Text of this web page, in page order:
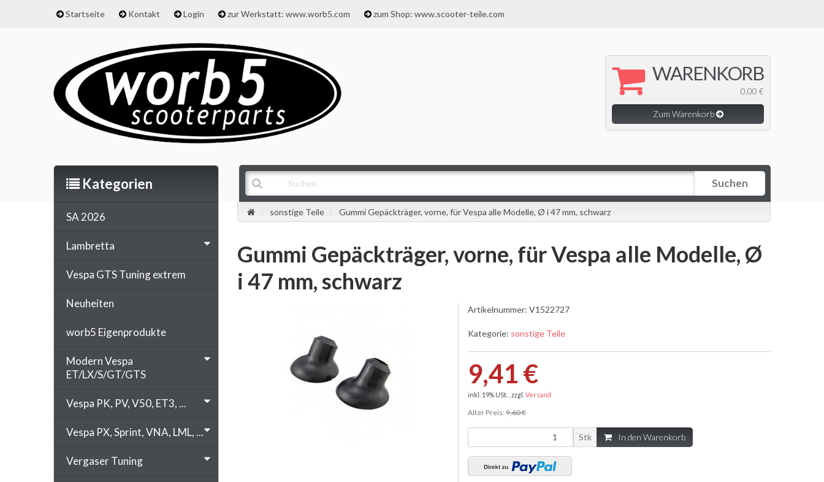
Startseite Kontakt Login zur Werkstatt: www.worb5.com zum Shop: www.scooter-teile.com
WARENKORB
0,00 €
Zum Warenkorb
Suchen
sonstige Teile Gummi Gepäckträger, vorne, für Vespa alle Modelle, Ø i 47 mm, schwarz
Gummi Gepäckträger, vorne, für Vespa alle Modelle, Ø
i 47 mm, schwarz
Artikelnummer: V1522727
Kategorie: sonstige Teile
9,41 €
inkl. 19% USt. , zzgl. Versand
Alter Preis: 9,60 €
Stk In den Warenkorb
Kategorien
SA 2026
Lambretta
Vespa GTS Tuning extrem
Neuheiten
worb5 Eigenprodukte
Modern Vespa
ET/LX/S/GT/GTS
Vespa PK, PV, V50, ET3, ...
Vespa PX, Sprint, VNA, LML, ...
Vergaser Tuning